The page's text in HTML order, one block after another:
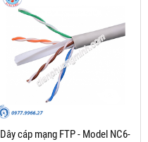
Dây cáp mạng FTP - Model NC6-